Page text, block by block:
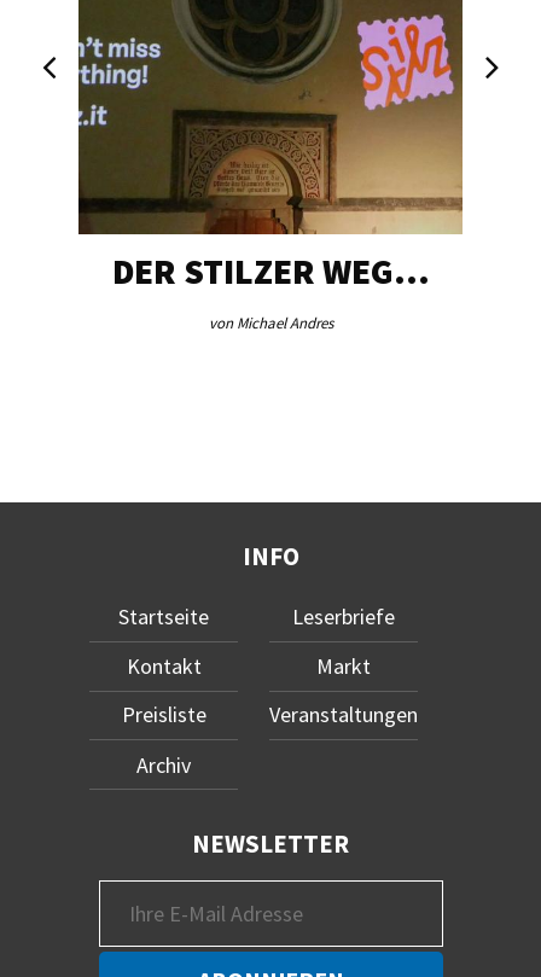
DER STILZER WEG…
von Michael Andres
INFO
Startseite
Kontakt
Preisliste
Archiv
Leserbriefe
Markt
Veranstaltungen
NEWSLETTER